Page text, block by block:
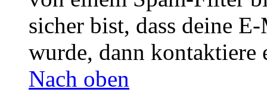
sicher bist, dass deine
wurde, dann kontaktiere
Nach oben